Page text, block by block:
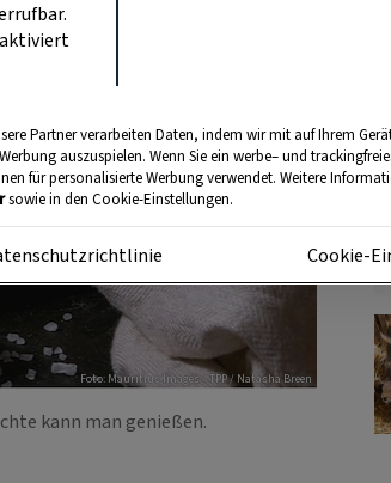
Foto: Mauritius Images / TPP / Natasha Breen
kann man genießen.
Partner verarbeiten Daten, indem wir mit auf Ihrem
auszuspielen. Wenn Sie ein werbe– und
für personalisierte Werbung verwendet. Weitere
sowie in den Cookie-Einstellungen.
Cookie-